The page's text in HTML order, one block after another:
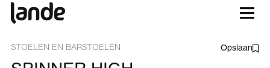
STOELEN EN BARSTOELEN Opslaan